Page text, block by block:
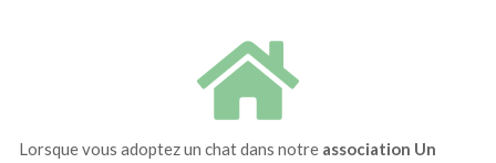
Lorsque vous adoptez un chat dans notre association Un